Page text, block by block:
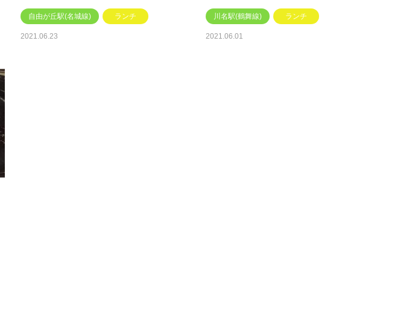
自由が丘駅(名城線) ランチ
2021.06.23
川名駅(鶴舞線) ランチ
2021.06.01